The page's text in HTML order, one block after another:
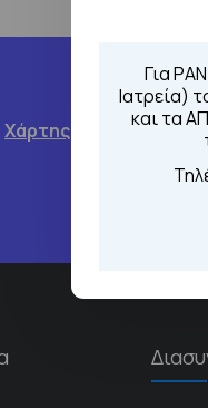
Για
Ιατρεία)
και τα
Χάρτης Περιοχής